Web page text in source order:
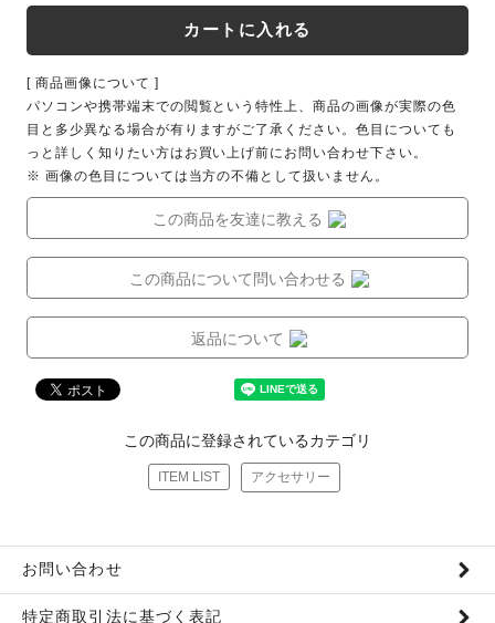
カートに入れる
[ 商品画像について ]
パソコンや携帯端末での閲覧という特性上、商品の画像が実際の色
目と多少異なる場合が有りますがご了承ください。色目についても
っと詳しく知りたい方はお買い上げ前にお問い合わせ下さい。
※ 画像の色目については当方の不備として扱いません。
この商品を友達に教える
この商品について問い合わせる
返品について
この商品に登録されているカテゴリ
ITEM LIST アクセサリー
お問い合わせ
特定商取引法に基づく表記